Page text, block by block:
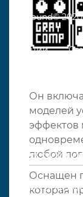
Он
моделей
эффектов
любой
Оснащен
которая
Asiasound©
Акции
+7 707
Нужна